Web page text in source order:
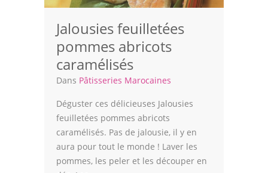
Jalousies feuilletées
pommes abricots
caramélisés
Dans Pâtisseries Marocaines
Déguster ces délicieuses Jalousies
feuilletées pommes abricots
caramélisés. Pas de jalousie, il y en
aura pour tout le monde ! Laver les
pommes, les peler et les découper en